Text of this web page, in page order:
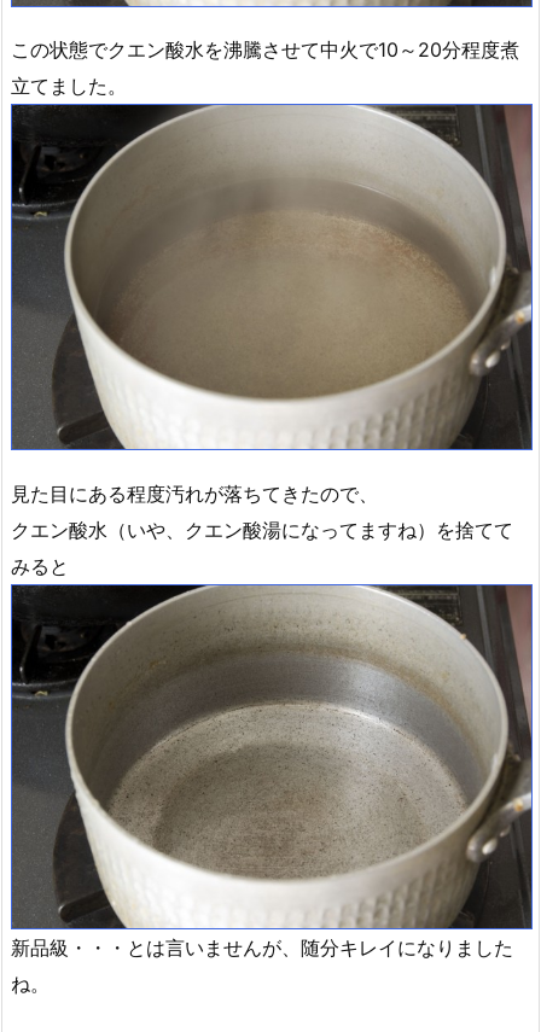
この状態でクエン酸水を沸騰させて中火で10～20分程度煮
立てました。
見た目にある程度汚れが落ちてきたので、
クエン酸水（いや、クエン酸湯になってますね）を捨てて
みると
新品級・・・とは言いませんが、随分キレイになりました
ね。